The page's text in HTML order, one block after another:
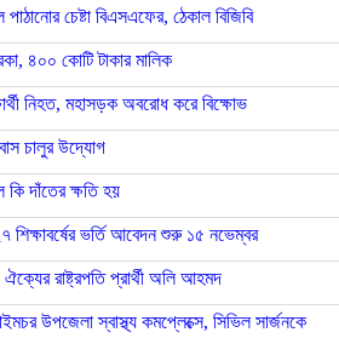
চেষ্টা বিএসএফের, ঠেকাল বিজিবি
৪০০ কোটি টাকার মালিক
নিহত, মহাসড়ক অবরোধ করে বিক্ষোভ
চালুর উদ্যোগ
কি দাঁতের ক্ষতি হয়
শিক্ষাবর্ষের ভর্তি আবেদন শুরু ১৫ নভেম্বর
রাষ্ট্রপতি প্রার্থী অলি আহমদ
উপজেলা স্বাস্থ্য কমপ্লেক্সে, সিভিল সার্জনকে